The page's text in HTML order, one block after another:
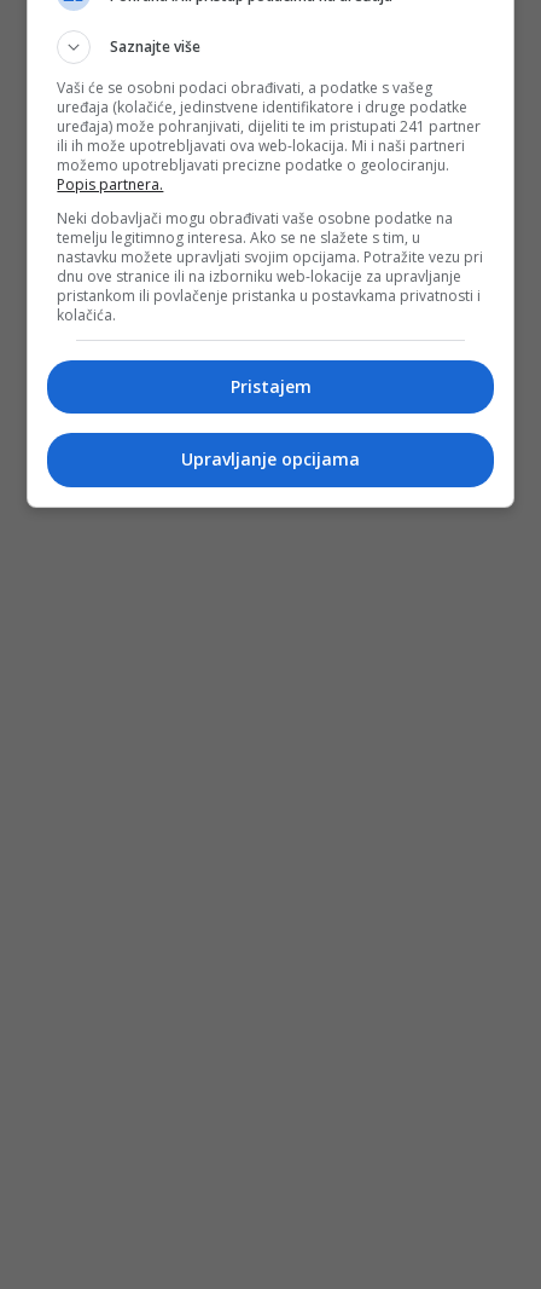
Saznajte više
Vaši će se osobni podaci obrađivati, a podatke s vašeg
uređaja (kolačiće, jedinstvene identifikatore i druge podatke
uređaja) može pohranjivati, dijeliti te im pristupati 241 partner
ili ih može upotrebljavati ova web-lokacija. Mi i naši partneri
možemo upotrebljavati precizne podatke o geolociranju.
Popis partnera.
Neki dobavljači mogu obrađivati vaše osobne podatke na
temelju legitimnog interesa. Ako se ne slažete s tim, u
nastavku možete upravljati svojim opcijama. Potražite vezu pri
dnu ove stranice ili na izborniku web-lokacije za upravljanje
pristankom ili povlačenje pristanka u postavkama privatnosti i
kolačića.
Pristajem
Upravljanje opcijama